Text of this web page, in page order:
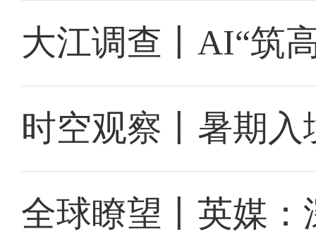
大江调查丨AI“筑
时空观察丨暑期入
全球瞭望丨英媒